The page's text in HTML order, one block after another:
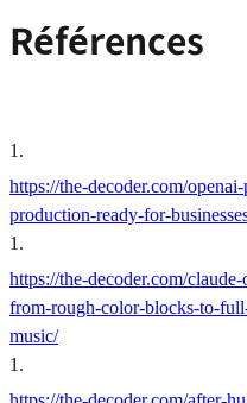
Références
1 .
https://the-decoder.com/
production-ready-for-
1 .
https://the-decoder.com/
from-rough-color-blocks-to-
music/
1 .